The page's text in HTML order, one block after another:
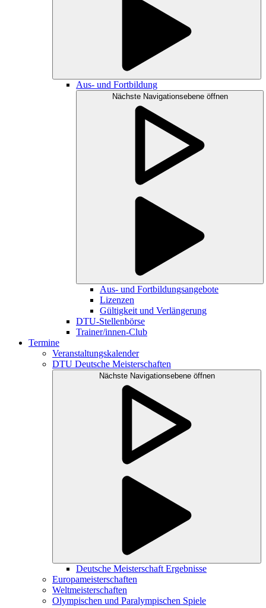
Aus- und Fortbildung
Nächste Navigationsebene öffnen
Aus- und Fortbildungsangebote
Lizenzen
Gültigkeit und Verlängerung
DTU-Stellenbörse
Trainer/innen-Club
Termine
Veranstaltungskalender
DTU Deutsche Meisterschaften
Nächste Navigationsebene öffnen
Deutsche Meisterschaft Ergebnisse
Europameisterschaften
Weltmeisterschaften
Olympischen und Paralympischen Spiele